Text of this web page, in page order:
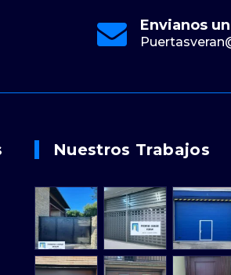
Envianos
Nuestros Trabajos